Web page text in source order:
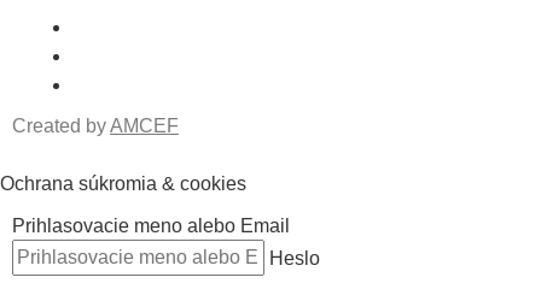
Created byAMCEF
Ochrana súkromia & cookies
Prihlasovacie meno alebo Email
Heslo